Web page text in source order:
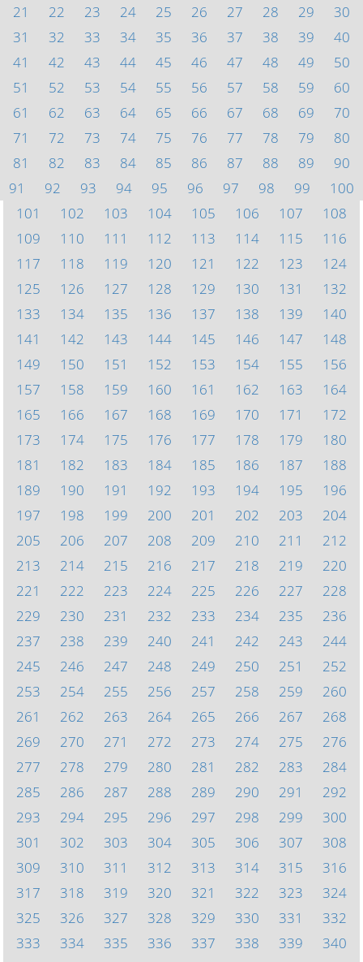
21
22 23 24 25 26 27 28 29
30
31
32 33 34 35 36 37 38 39
40
41
42 43 44 45 46 47 48 49
50
51
52 53 54 55 56 57 58 59
60
61
62 63 64 65 66 67 68 69
70
71
72 73 74 75 76 77 78 79
80
81
82 83 84 85 86 87 88 89
90
91
92 93 94 95 96 97 98 99
100
101
102 103 104 105 106 107
108
109
110 111 112 113 114 115
116
117
118 119 120 121 122 123
124
125
126 127 128 129 130 131
132
133
134 135 136 137 138 139
140
141
142 143 144 145 146 147
148
149
150 151 152 153 154 155
156
157
158 159 160 161 162 163
164
165
166 167 168 169 170 171
172
173
174 175 176 177 178 179
180
181
182 183 184 185 186 187
188
189
190 191 192 193 194 195
196
197
198 199 200 201 202 203
204
205
206 207 208 209 210 211
212
213
214 215 216 217 218 219
220
221
222 223 224 225 226 227
228
229
230 231 232 233 234 235
236
237
238 239 240 241 242 243
244
245
246 247 248 249 250 251
252
253
254 255 256 257 258 259
260
261
262 263 264 265 266 267
268
269
270 271 272 273 274 275
276
277
278 279 280 281 282 283
284
285
286 287 288 289 290 291
292
293
294 295 296 297 298 299
300
301
302 303 304 305 306 307
308
309
310 311 312 313 314 315
316
317
318 319 320 321 322 323
324
325
326 327 328 329 330 331
332
333
334 335 336 337 338 339
340